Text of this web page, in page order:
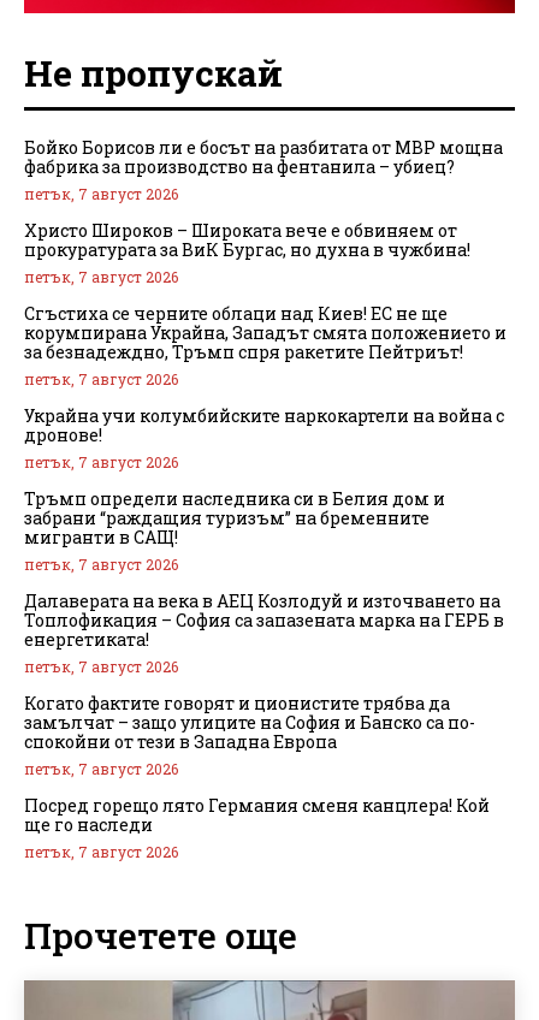
Не пропускай
Бойко Борисов ли е босът на разбитата от МВР мощна
фабрика за производство на фентанила – убиец?
петък, 7 август 2026
Христо Широков – Широката вече е обвиняем от
прокуратурата за ВиК Бургас, но духна в чужбина!
петък, 7 август 2026
Сгъстиха се черните облаци над Киев! ЕС не ще
корумпирана Украйна, Западът смята положението и
за безнадеждно, Тръмп спря ракетите Пейтриът!
петък, 7 август 2026
Украйна учи колумбийските наркокартели на война с
дронове!
петък, 7 август 2026
Тръмп определи наследника си в Белия дом и
забрани “раждащия туризъм” на бременните
мигранти в САЩ!
петък, 7 август 2026
Далаверата на века в АЕЦ Козлодуй и източването на
Топлофикация – София са запазената марка на ГЕРБ в
енергетиката!
петък, 7 август 2026
Когато фактите говорят и ционистите трябва да
замълчат – защо улиците на София и Банско са по-
спокойни от тези в Западна Европа
петък, 7 август 2026
Посред горещо лято Германия сменя канцлера! Кой
ще го наследи
петък, 7 август 2026
Прочетете още